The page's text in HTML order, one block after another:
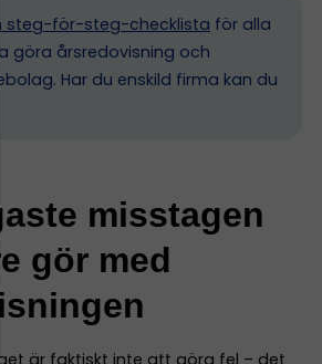
steg-för-steg-checklista för alla
göra årsredovisning och
Har du enskild firma kan du
misstagen
gör med